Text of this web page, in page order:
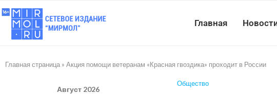
Главная
Главная страница » Акция помощи ветеранам «Красная гвоздика» проходит в России
Общество
Август 2026